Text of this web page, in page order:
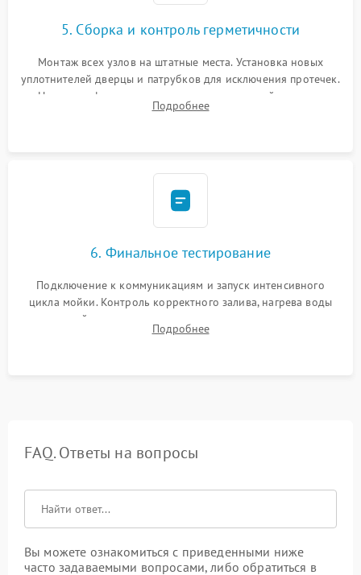
5. Сборка и контроль герметичности
Монтаж всех узлов на штатные места. Установка новых
уплотнителей дверцы и патрубков для исключения протечек.
Надежная фиксация хомутов гидравлической системы,
сборка корпуса и установка датчика поплавка.
Подробнее
6. Финальное тестирование
Подключение к коммуникациям и запуск интенсивного
цикла мойки. Контроль корректного залива, нагрева воды
до нужной температуры, отсутствия посторонних шумов,
штатного слива и абсолютной сухости в поддоне.
Подробнее
FAQ. Ответы на вопросы
Вы можете ознакомиться с приведенными ниже
часто задаваемыми вопросами, либо обратиться в